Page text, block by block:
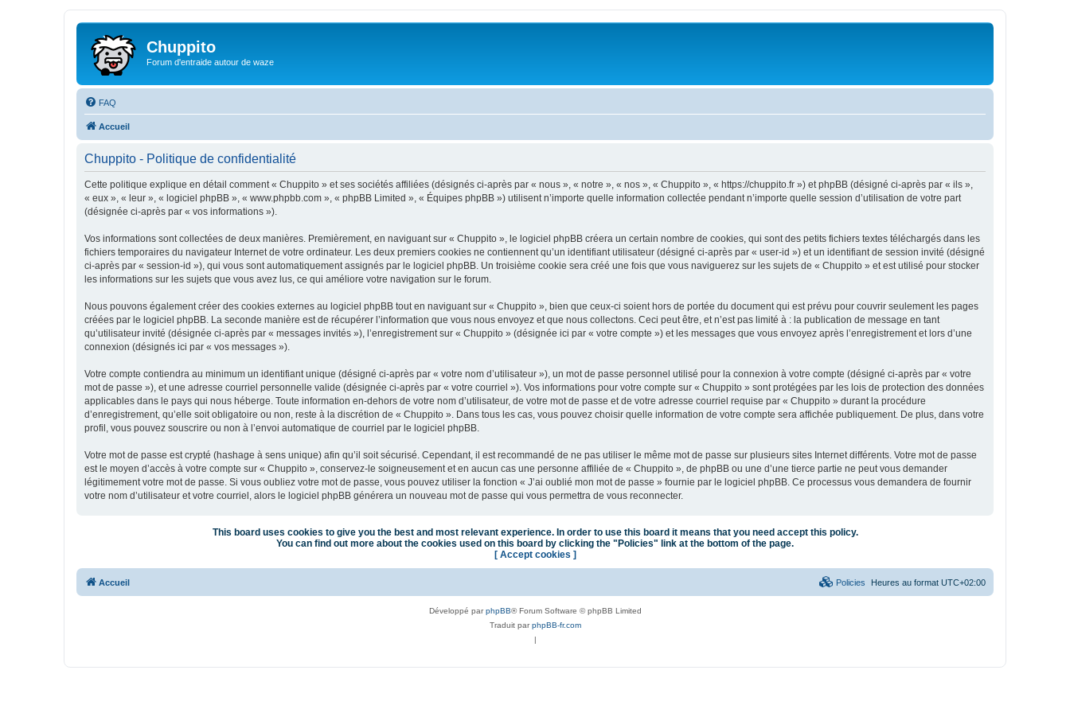
Chuppito
Forum d'entraide autour de waze
FAQ
Accueil
Chuppito - Politique de confidentialité
Cette politique explique en détail comment « Chuppito » et ses sociétés affiliées (désignés ci-après par « nous », « notre », « nos », « Chuppito », « https://chuppito.fr ») et phpBB (désigné ci-après par « ils »,
« eux », « leur », « logiciel phpBB », « www.phpbb.com », « phpBB Limited », « Équipes phpBB ») utilisent n’importe quelle information collectée pendant n’importe quelle session d’utilisation de votre part
(désignée ci-après par « vos informations »).
Vos informations sont collectées de deux manières. Premièrement, en naviguant sur « Chuppito », le logiciel phpBB créera un certain nombre de cookies, qui sont des petits fichiers textes téléchargés dans les
fichiers temporaires du navigateur Internet de votre ordinateur. Les deux premiers cookies ne contiennent qu’un identifiant utilisateur (désigné ci-après par « user-id ») et un identifiant de session invité (désigné
ci-après par « session-id »), qui vous sont automatiquement assignés par le logiciel phpBB. Un troisième cookie sera créé une fois que vous naviguerez sur les sujets de « Chuppito » et est utilisé pour stocker
les informations sur les sujets que vous avez lus, ce qui améliore votre navigation sur le forum.
Nous pouvons également créer des cookies externes au logiciel phpBB tout en naviguant sur « Chuppito », bien que ceux-ci soient hors de portée du document qui est prévu pour couvrir seulement les pages
créées par le logiciel phpBB. La seconde manière est de récupérer l’information que vous nous envoyez et que nous collectons. Ceci peut être, et n’est pas limité à : la publication de message en tant
qu’utilisateur invité (désignée ci-après par « messages invités »), l’enregistrement sur « Chuppito » (désignée ici par « votre compte ») et les messages que vous envoyez après l’enregistrement et lors d’une
connexion (désignés ici par « vos messages »).
Votre compte contiendra au minimum un identifiant unique (désigné ci-après par « votre nom d’utilisateur »), un mot de passe personnel utilisé pour la connexion à votre compte (désigné ci-après par « votre
mot de passe »), et une adresse courriel personnelle valide (désignée ci-après par « votre courriel »). Vos informations pour votre compte sur « Chuppito » sont protégées par les lois de protection des données
applicables dans le pays qui nous héberge. Toute information en-dehors de votre nom d’utilisateur, de votre mot de passe et de votre adresse courriel requise par « Chuppito » durant la procédure
d’enregistrement, qu’elle soit obligatoire ou non, reste à la discrétion de « Chuppito ». Dans tous les cas, vous pouvez choisir quelle information de votre compte sera affichée publiquement. De plus, dans votre
profil, vous pouvez souscrire ou non à l’envoi automatique de courriel par le logiciel phpBB.
Votre mot de passe est crypté (hashage à sens unique) afin qu’il soit sécurisé. Cependant, il est recommandé de ne pas utiliser le même mot de passe sur plusieurs sites Internet différents. Votre mot de passe
est le moyen d’accès à votre compte sur « Chuppito », conservez-le soigneusement et en aucun cas une personne affiliée de « Chuppito », de phpBB ou une d’une tierce partie ne peut vous demander
légitimement votre mot de passe. Si vous oubliez votre mot de passe, vous pouvez utiliser la fonction « J’ai oublié mon mot de passe » fournie par le logiciel phpBB. Ce processus vous demandera de fournir
votre nom d’utilisateur et votre courriel, alors le logiciel phpBB générera un nouveau mot de passe qui vous permettra de vous reconnecter.
This board uses cookies to give you the best and most relevant experience. In order to use this board it means that you need accept this policy.
You can find out more about the cookies used on this board by clicking the "Policies" link at the bottom of the page.
[ Accept cookies ]
Accueil Heures au format UTC+02:00
Policies
Développé parphpBB® Forum Software © phpBB Limited
Traduit parphpBB-fr.com
|